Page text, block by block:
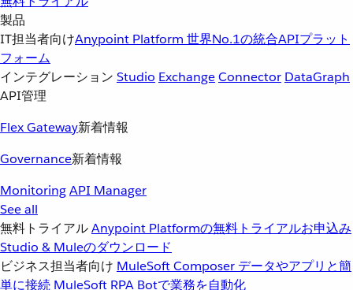
製品
IT担当者向けAnypoint Platform 世界No.1の統合APIプラット
フォーム
インテグレーション Studio ExchangeConnector DataGraph
API管理
Flex Gateway新着情報
Governance新着情報
MonitoringAPI Manager
See all
無料トライアルAnypoint Platformの無料トライアルお申込み
Studio & Muleのダウンロード
ビジネス担当者向け MuleSoft Composer データやアプリと簡
単に接続 MuleSoft RPA Botで業務を自動化